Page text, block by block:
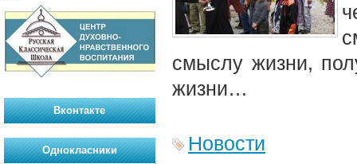
смыслу жизни,
жизни…
Новости
Вконтакте
Однокласники